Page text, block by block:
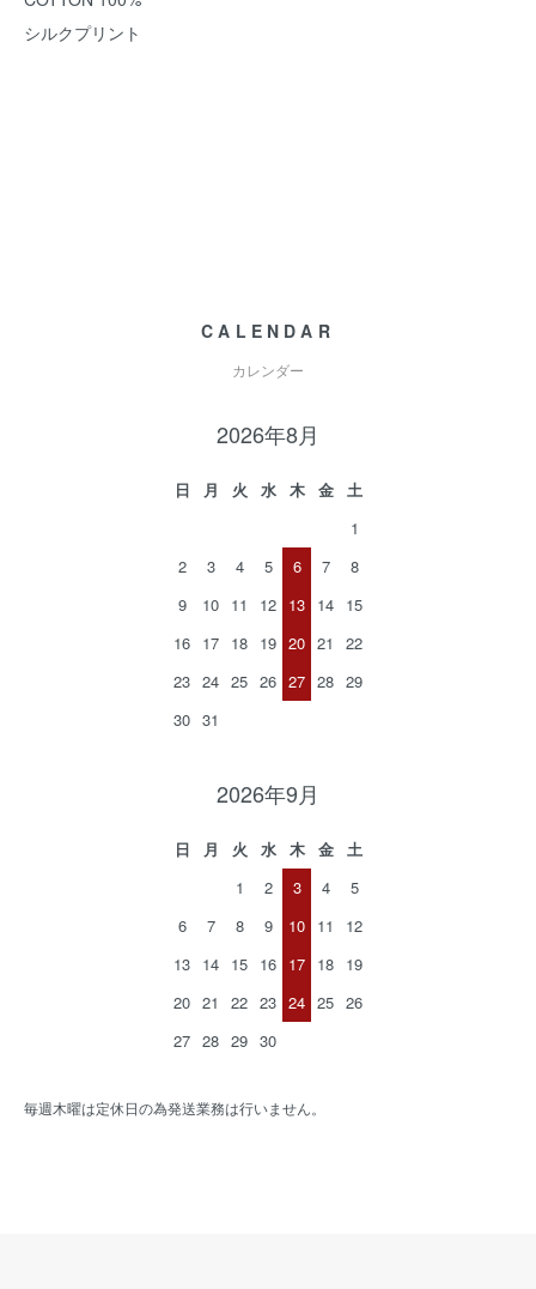
シルクプリント
CALENDAR
カレンダー
2026年8月
日 月 火 水 木 金
土
1
2
3 4 5 6 7
8
9
10 11 12 13 14 15
16 17 18 19 20 21
22
23 24 25 26 27 28 29
30 31
2026年9月
日 月 火 水 木 金
土
1
2 3 4
5
6
7 8 9 10 11
12
13 14 15 16 17 18 19
20 21 22 23 24 25 26
27 28 29 30
毎週木曜は定休日の為発送業務は行いません。